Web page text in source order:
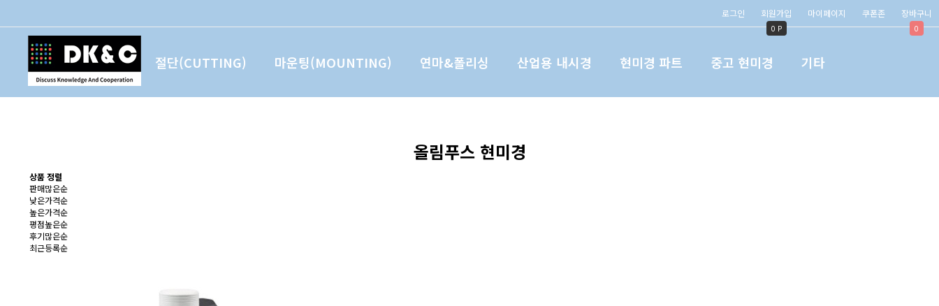
로그인 회원가입
0 P
마이페이지 쿠폰존 장바구니
0
절단(CUTTING) 마운팅(MOUNTING) 연마&폴리싱 산업용 내시경 현미경 파트 중고 현미경 기타
올림푸스 현미경
상품 정렬
판매많은순
낮은가격순
높은가격순
평점높은순
후기많은순
최근등록순